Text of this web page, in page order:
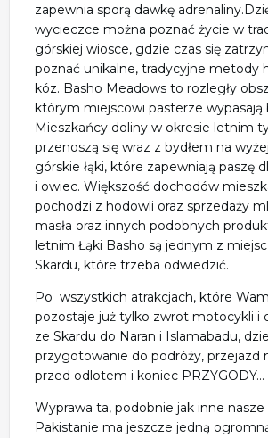
zapewnia sporą dawkę adrenaliny.
wycieczce można poznać życie w
górskiej wiosce, gdzie czas się
poznać unikalne, tradycyjne metody
kóz. Basho Meadows to rozległy
którym miejscowi pasterze wypasają
Mieszkańcy doliny w okresie letnim
przenoszą się wraz z bydłem na
górskie łąki, które zapewniają paszę
i owiec. Większość dochodów
pochodzi z hodowli oraz sprzedaży
masła oraz innych podobnych
letnim Łąki Basho są jednym z
Skardu, które trzeba odwiedzić.
Po wszystkich atrakcjach, które
pozostaje już tylko zwrot motocykli i
ze Skardu do Naran i Islamabadu,
przygotowanie do podróży, przejazd
przed odlotem i koniec PRZYGODY...
Wyprawa ta, podobnie jak inne
Pakistanie ma jeszcze jedną